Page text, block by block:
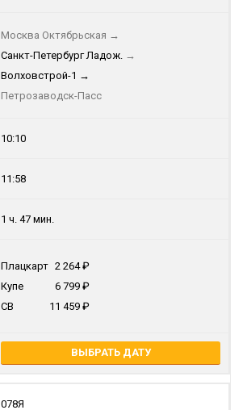
Москва Октябрьская →
Санкт-Петербург Ладож. →
Волховстрой-1 →
Петрозаводск-Пасс
10:10
11:58
1 ч. 47 мин.
Плацкарт 2 264
Купе
6 799
СВ
11 459
ВЫБРАТЬ ДАТУ
078Я